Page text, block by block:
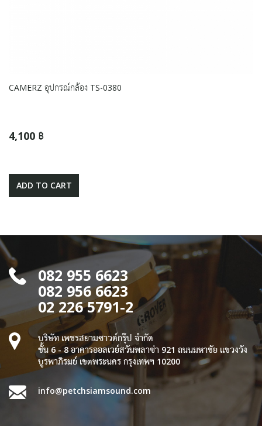
CAMERZ อุปกรณ์กล้อง TS-0380
4,100 ฿
ADD TO CART
082 955 6623
082 956 6623
02 226 5791-2
บริษัท เพชรสยามซาวด์กรุ๊ป จำกัด
ชั้น 6 - 8 อาคารออลเวย์สวันพลาซ่า 921 ถนนมหาชัย แขวงวัง
บูรพาภิรมย์ เขตพระนคร กรุงเทพฯ 10200
info@petchsiamsound.com